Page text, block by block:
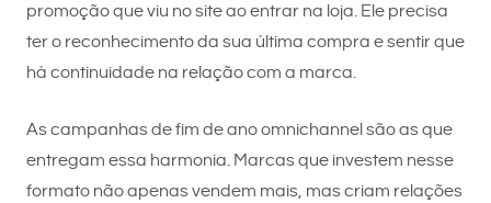
promoção que viu no site ao entrar na loja. Ele precisa
ter o reconhecimento da sua última compra e sentir que
há continuidade na relação com a marca.
As campanhas de fim de ano omnichannel são as que
entregam essa harmonia. Marcas que investem nesse
formato não apenas vendem mais, mas criam relações